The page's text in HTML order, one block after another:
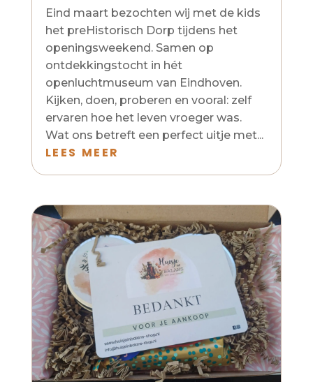
Eind maart bezochten wij met de kids
het preHistorisch Dorp tijdens het
openingsweekend. Samen op
ontdekkingstocht in hét
openluchtmuseum van Eindhoven.
Kijken, doen, proberen en vooral: zelf
ervaren hoe het leven vroeger was.
Wat ons betreft een perfect uitje met...
LEES MEER